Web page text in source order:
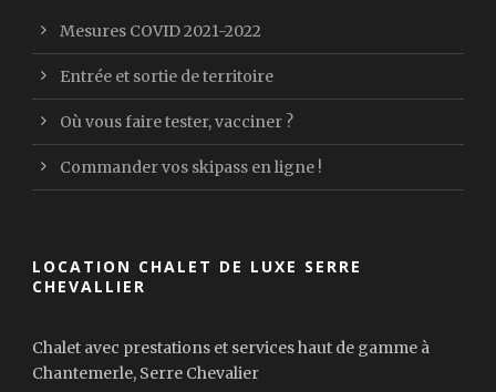
Mesures COVID 2021-2022
Entrée et sortie de territoire
Où vous faire tester, vacciner ?
Commander vos skipass en ligne !
LOCATION CHALET DE LUXE SERRE
CHEVALLIER
Chalet avec prestations et services haut de gamme à
Chantemerle, Serre Chevalier